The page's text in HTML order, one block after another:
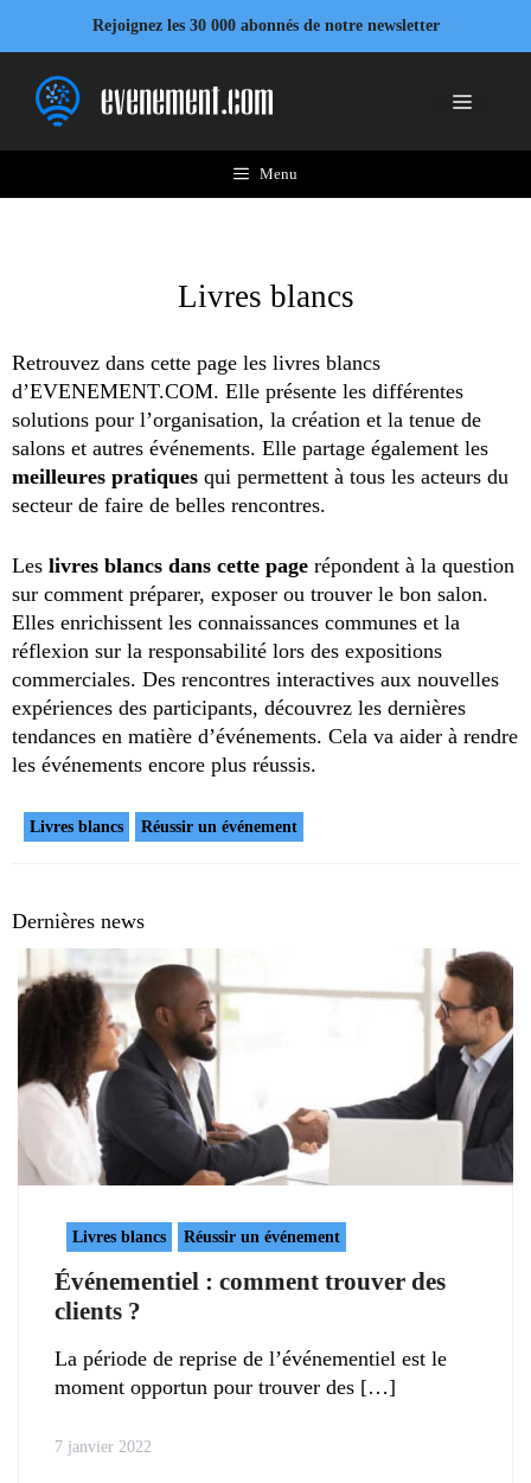
contenu
Rejoignez les 30 000 abonnés de notre newsletter
Menu
Menu
Livres blancs
Retrouvez dans cette page les livres blancs
d’EVENEMENT.COM. Elle présente les différentes
solutions pour l’organisation, la création et la tenue de
salons et autres événements. Elle partage également les
meilleures pratiques qui permettent à tous les acteurs du
secteur de faire de belles rencontres.
Les livres blancs dans cette page répondent à la question
sur comment préparer, exposer ou trouver le bon salon.
Elles enrichissent les connaissances communes et la
réflexion sur la responsabilité lors des expositions
commerciales. Des rencontres interactives aux nouvelles
expériences des participants, découvrez les dernières
tendances en matière d’événements. Cela va aider à rendre
les événements encore plus réussis.
Livres blancs Réussir un événement
Dernières news
Livres blancs Réussir un événement
Événementiel : comment trouver des
clients ?
La période de reprise de l’événementiel est le
moment opportun pour trouver des
7 janvier 2022